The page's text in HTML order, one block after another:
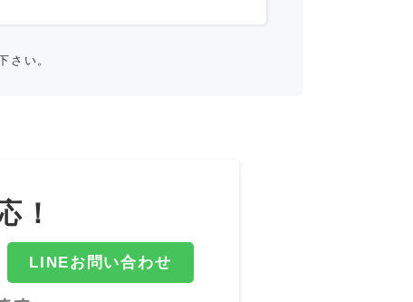
さい。
！
LINEお問い合わせ